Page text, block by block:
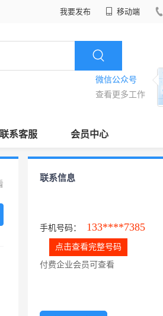
我要发布 移动端
微信公众号
查看更多工作
联系客服 会员中心
联系信息
手机号码： 133****7385
点击查看完整号码
付费企业会员可查看